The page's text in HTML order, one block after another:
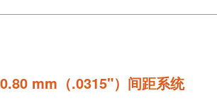
0.80 mm（.0315"）间距系统